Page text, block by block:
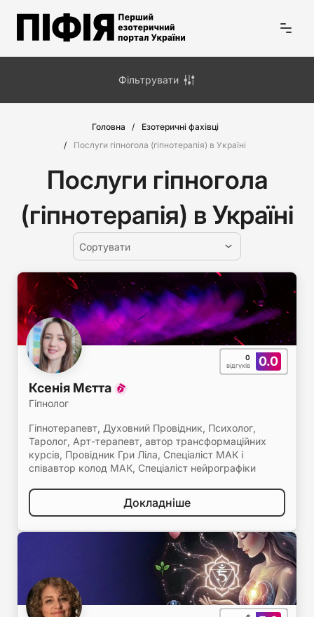
Головна
Езотеричні фахівці
Послуги гіпногола (гіпнотерапія) в Україні
Послуги гіпногола
(гіпнотерапія) в Україні
Сортувати
0.0
0
відгуків
Ксенія Мєтта
Гіпнолог
Гіпнотерапевт, Духовний Провідник, Психолог,
Таролог, Арт-терапевт, автор трансформаційних
курсів, Провідник Гри Ліла, Спеціаліст МАК і
співавтор колод МАК, Спеціаліст нейрографіки
Докладніше
Фільтрувати